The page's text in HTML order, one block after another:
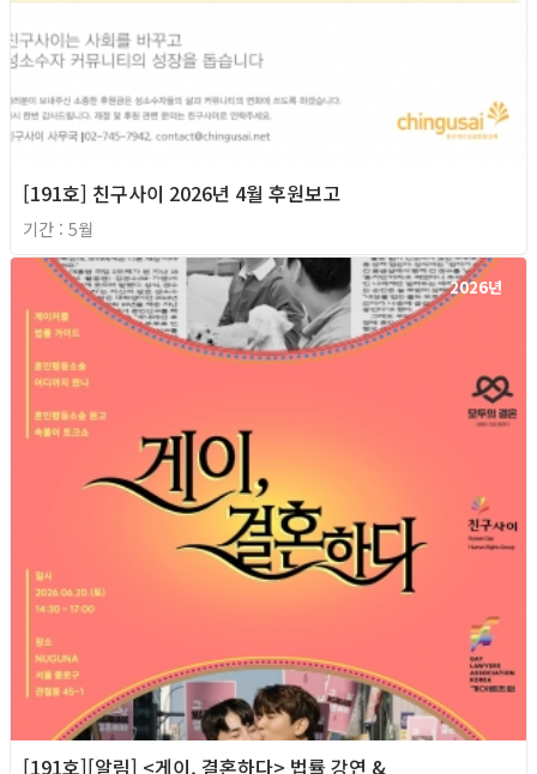
[191호] 친구사이 2026년 4월 후원보고
기간 : 5월
2026년
[191호][알림] <게이, 결혼하다> 법률 강연 &